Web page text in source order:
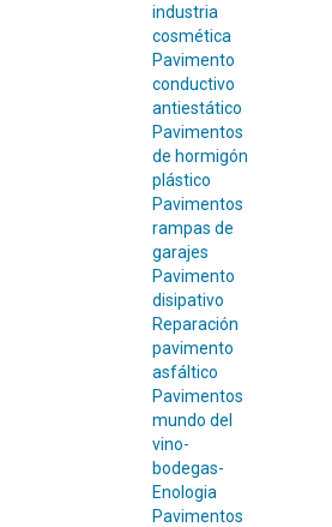
industria
cosmética
Pavimento
conductivo
antiestático
Pavimentos
de hormigón
plástico
Pavimentos
rampas de
garajes
Pavimento
disipativo
Reparación
pavimento
asfáltico
Pavimentos
mundo del
vino-
bodegas-
Enologia
Pavimentos